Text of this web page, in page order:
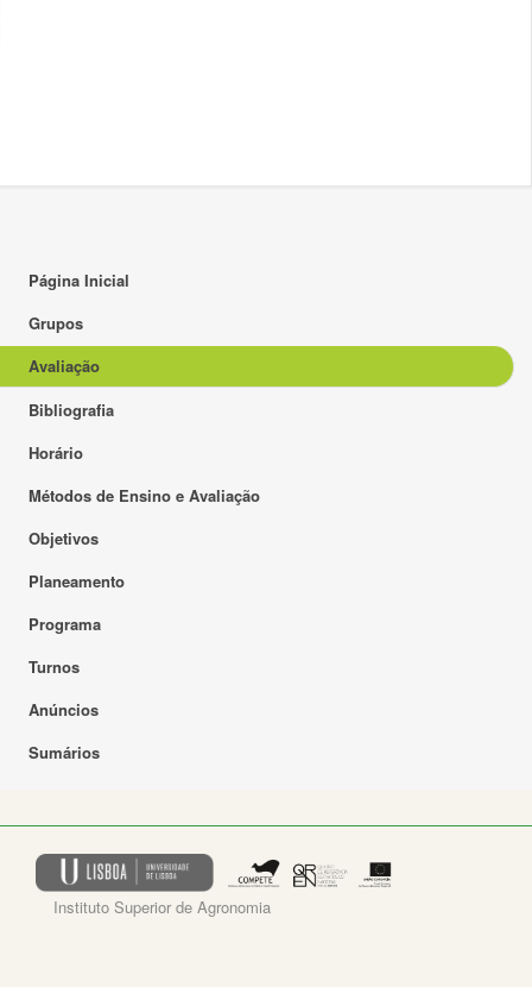
Página Inicial
Grupos
Avaliação
Bibliografia
Horário
Métodos de Ensino e Avaliação
Objetivos
Planeamento
Programa
Turnos
Anúncios
Sumários
Instituto Superior de Agronomia